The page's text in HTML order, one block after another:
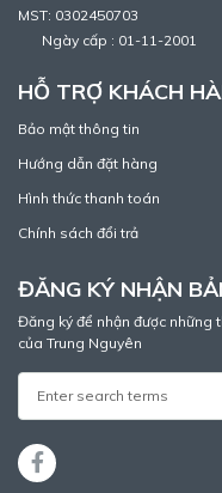
MST: 0302450703
Ngày cấp : 01-11-2001
HỖ TRỢ KHÁCH
Bảo mật thông tin
Hướng dẫn đặt hàng
Hình thức thanh toán
Chính sách đổi trả
ĐĂNG KÝ NHẬN
Đăng ký để nhận được những
của Trung Nguyên